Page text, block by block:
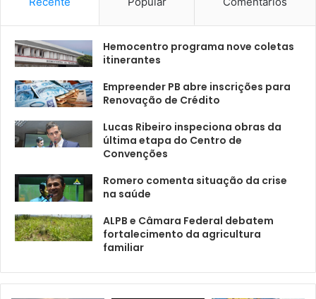
Hemocentro programa nove coletas
itinerantes
Empreender PB abre inscrições para
Renovação de Crédito
Lucas Ribeiro inspeciona obras da
última etapa do Centro de
Convenções
Romero comenta situação da crise
na saúde
ALPB e Câmara Federal debatem
fortalecimento da agricultura
familiar